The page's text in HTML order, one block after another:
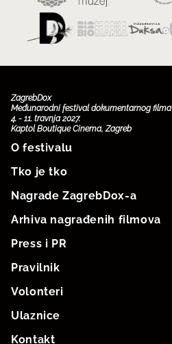
ZagrebDox
Međunarodni festival dokumentarnog filma
4. - 11. travnja 2027.
Kaptol Boutique Cinema, Zagreb
O festivalu
Tko je tko
Nagrade ZagrebDox-a
Arhiva nagrađenih filmova
Press i PR
Pravilnik
Volonteri
Ulaznice
Kontakt